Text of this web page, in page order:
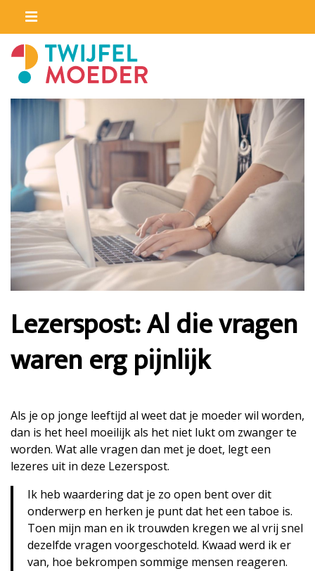
Lezerspost: Al die vragen
waren erg pijnlijk
Als je op jonge leeftijd al weet dat je moeder wil worden,
dan is het heel moeilijk als het niet lukt om zwanger te
worden. Wat alle vragen dan met je doet, legt een
lezeres uit in deze Lezerspost.
Ik heb waardering dat je zo open bent over dit
onderwerp en herken je punt dat het een taboe is.
Toen mijn man en ik trouwden kregen we al vrij snel
dezelfde vragen voorgeschoteld. Kwaad werd ik er
van, hoe bekrompen sommige mensen reageren.